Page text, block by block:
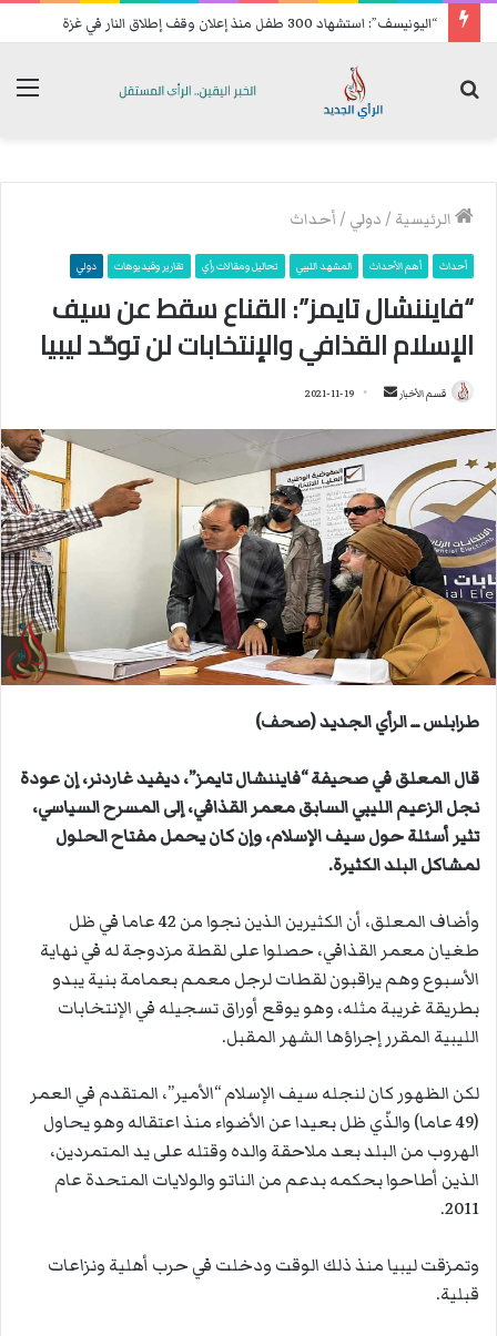
“اليونيسف”: استشهاد 300 طفل منذ إعلان وقف إطلاق النار في غزة
الرئيسية /دولي /أحداث
أحداث أهم الأحداث المشهد الليبي تحاليل ومقالات رأي تقارير وفيديوهات دولي
“فايننشال تايمز”: القناع سقط عن سيف
الإسلام القذافي والإنتخابات لن توحّد ليبيا
قسم الأخبار
س
ب
ر
ي
د
إ
ل
ك
ر
ن
ا
2021-11-19
طرابلس ــ الرأي الجديد (صحف)
قال المعلق في صحيفة “فايننشال تايمز”، ديفيد غاردنر، إن عودة
نجل الزعيم الليبي السابق معمر القذافي، إلى المسرح السياسي،
تثير أسئلة حول سيف الإسلام، وإن كان يحمل مفتاح الحلول
لمشاكل البلد الكثيرة.
وأضاف المعلق، أن الكثيرين الذين نجوا من 42 عاما في ظل
طغيان معمر القذافي، حصلوا على لقطة مزدوجة له في نهاية
الأسبوع وهم يراقبون لقطات لرجل معمم بعمامة بنية يبدو
بطريقة غريبة مثله، وهو يوقع أوراق تسجيله في الإنتخابات
الليبية المقرر إجراؤها الشهر المقبل.
لكن الظهور كان لنجله سيف الإسلام “الأمير”، المتقدم في العمر
(49 عاما) والذّي ظل بعيدا عن الأضواء منذ اعتقاله وهو يحاول
الهروب من البلد بعد ملاحقة والده وقتله على يد المتمردين،
الذين أطاحوا بحكمه بدعم من الناتو والولايات المتحدة عام
2011.
وتمزقت ليبيا منذ ذلك الوقت ودخلت في حرب أهلية ونزاعات
قبلية.